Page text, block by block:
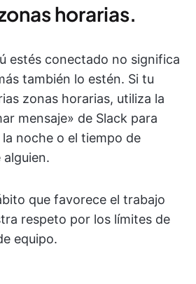
horarias.
estés conectado no significa
también lo estén. Si tu
zonas horarias, utiliza la
mensaje» de Slack para
noche o el tiempo de
que favorece el trabajo
respeto por los límites de
equipo.